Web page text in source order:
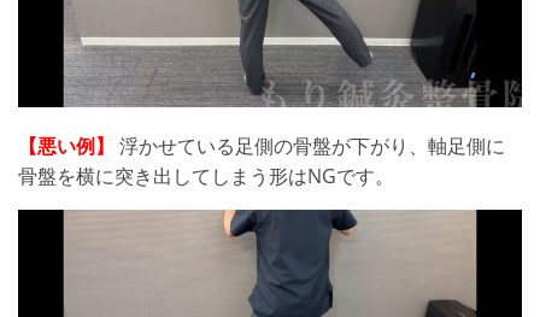
【悪い例】
浮かせている足側の骨盤が下がり、軸足側に
骨盤を横に突き出してしまう形はNGです。